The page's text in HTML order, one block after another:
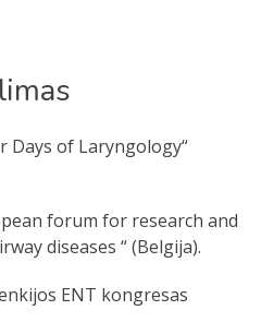
Days of Laryngology“
forum for research and
diseases “ (Belgija).
ENT kongresas